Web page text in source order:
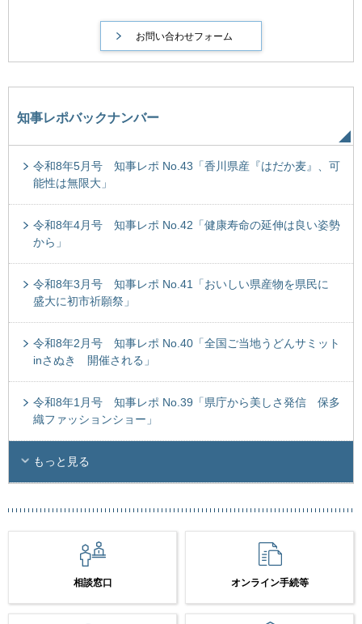
知事レポバックナンバー
令和8年5月号 知事レポ No.43「香川県産『はだか麦』、可
能性は無限大」
令和8年4月号 知事レポ No.42「健康寿命の延伸は良い姿勢
から」
令和8年3月号 知事レポ No.41「おいしい県産物を県民に
盛大に初市祈願祭」
令和8年2月号 知事レポ No.40「全国ご当地うどんサミット
inさぬき 開催される」
令和8年1月号 知事レポ No.39「県庁から美しさ発信 保多
織ファッションショー」
もっと見る
相談窓口 オンライン手続等